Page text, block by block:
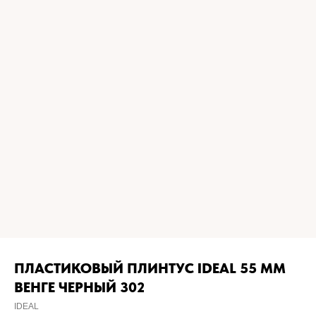
ПЛАСТИКОВЫЙ ПЛИНТУС IDEAL 55 MM
ВЕНГЕ ЧЕРНЫЙ 302
IDEAL